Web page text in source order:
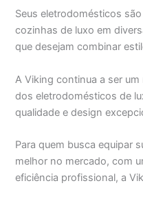
Seus eletrodomésticos
cozinhas de luxo em
que desejam combinar
A Viking continua a ser
dos eletrodomésticos de
qualidade e design
Para quem busca equipar
melhor no mercado, com
eficiência profissional, a